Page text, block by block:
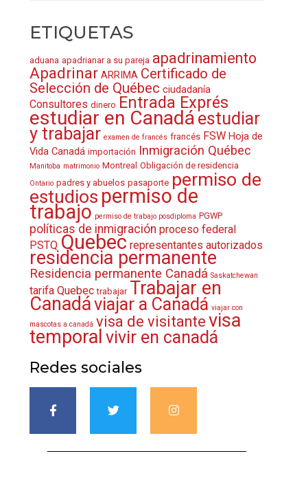
ETIQUETAS
aduana apadrianar a su pareja apadrinamiento
Apadrinar ARRIMA Certificado de
Selección de Québec ciudadanía
Consultores dinero Entrada Exprés
estudiar en Canadá estudiar
y trabajar examen de francés francés FSW Hoja de
Vida Canadá importación Inmigración Québec
Manitoba matrimonio Montreal Obligación de residencia
Ontario padres y abuelos pasaporte permiso de
estudios permiso de
trabajo permiso de trabajo posdiploma PGWP
políticas de inmigración proceso federal
PSTQ Quebec representantes autorizados
residencia permanente
Residencia permanente Canadá Saskatchewan
tarifa Quebec trabajar Trabajar en
Canadáviajar a Canadá viajar con
mascotas a canadá visa de visitante visa
temporal vivir en canadá
Redes sociales